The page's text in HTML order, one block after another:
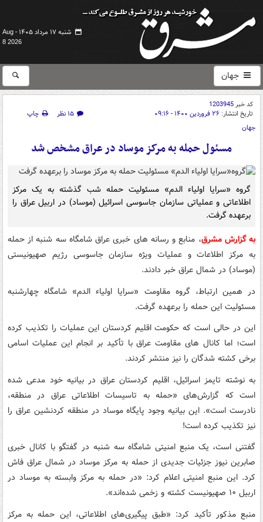
شنبه ۱۷ مرداد ۱۴۰۵ -
Aug
8 2026
جهان
کد خبر1203945
تاریخ انتشار: ۲۶ فروردین ۱۴۰۰ - ۰۹:۱۶ ۱۵ نظر
چاپ
جهان
مسئول حمله به مرکز موساد در عراق مشخص شد
گروه «سرایا اولیاء الدم» مسئولیت حمله شب گذشته به یک مرکز
اطلاعاتی و عملیاتی سازمان جاسوسی اسرائیل (موساد) در اربیل عراق را
برعهده گرفت.
به گزارش مشرق، منابع و رسانه های خبری عراق شامگاه سه شنبه از حمله
به مرکز اطلاعات و عملیات ویژه سازمان جاسوسی رژیم صهیونیستی
(موساد) در شمال عراق خبر دادند.
در همین ارتباط، گروه مقاومت «سرایا اولیاء الدم» شامگاه چهارشنبه
مسئولیت این حمله را برعهده گرفت.
این در حالی است که حکومت اقلیم کردستان این عملیات را تکذیب کرده
است؛ اما کانال های مقاومت عراق با تأکید بر انجام این عملیات اسامی
برخی کشته شدگان را نیز منتشر کردند.
به نوشته تایمز اسرائیل، اقلیم کردستان عراق در بیانیه خود مدعی شده
است که گزارش‌های «حمله به تاسیسات اطلاعاتی عراق در منطقه،
نادرست است». این بیانیه وجود پایگاه موساد در منطقه کردنشین عراق را
نیز تکذیب کرده است!
گفتنی است، یک منبع امنیتی شامگاه سه شنبه در گفتگو با کانال خبری
صابرین نیوز جزئیات جدیدی از حمله به مرکز موساد در شمال عراق فاش
کرد. این منبع امنیتی اعلام کرد: «در حمله به مرکز وابسته به موساد در
اربیل ۱۰ صهیونیست کشته و زخمی شده‌اند».
منبع مذکور تأکید کرد: «طبق پیگیری‌های اطلاعاتی، این حمله به مرکز